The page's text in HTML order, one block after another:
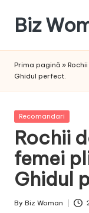
content
Biz
succesul
Prima pagină »
Ghidul perfect.
Posted
Recomandari
Rochii
femei
Ghidul
Posted
By Biz Woman